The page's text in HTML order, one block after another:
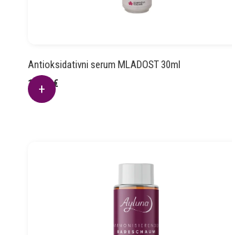
Antioksidativni serum MLADOST 30ml
14.89€